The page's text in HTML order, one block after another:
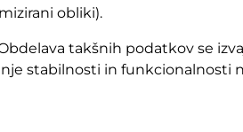
obliki).
takšnih podatkov se
stabilnosti in funkcionalnosti